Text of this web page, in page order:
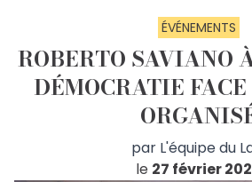
ÉVÉNEMENTS
ROBERTO SAVIANO
DÉMOCRATIE
par L'équipe du
le 27 février